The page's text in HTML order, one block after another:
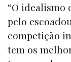
“O idealismo
pelo
competição
tem os